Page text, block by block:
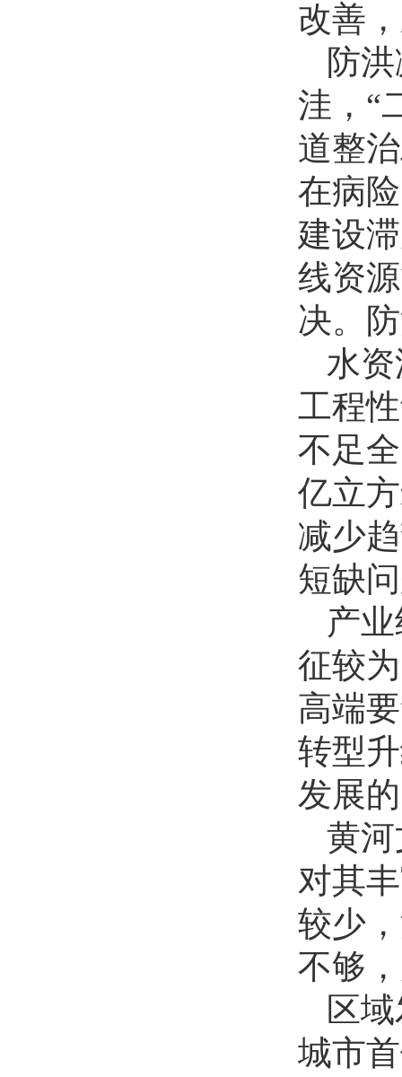
改善
防
洼，“
道整
在病
建设
线资
决。
水
工程
不足
亿立
减少
短缺
产
征较
高端
转型
发展
黄
对其
较少
不够
区
城市